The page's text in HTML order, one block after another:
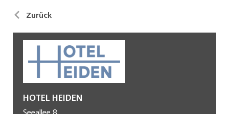
Zurück
HOTEL HEIDEN